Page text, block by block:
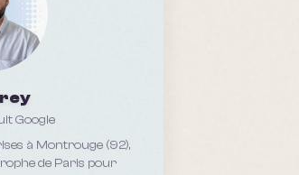
Google
à Montrouge (92),
de Paris pour